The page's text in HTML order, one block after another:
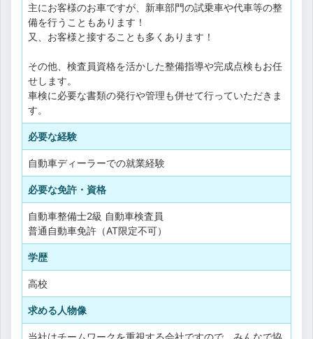
主にお客様のお車ですが、新車部門の試乗車や代車等の整
備を行うこともあります！
又、お客様と接することも多くあります！
その他、検査員資格を活かした整備指導や完成点検もお任
せします。
車検に必要な書類の発行や管理も併せて行っていただきま
す。
必要な経験
自動車ディーラーでの就業経験
必要な免許・資格
自動車整備士2級 自動車検査員
普通自動車免許（AT限定不可）
学歴
高校
求める人物像
当社はチームワークを重視する会社ですので、みんなで協